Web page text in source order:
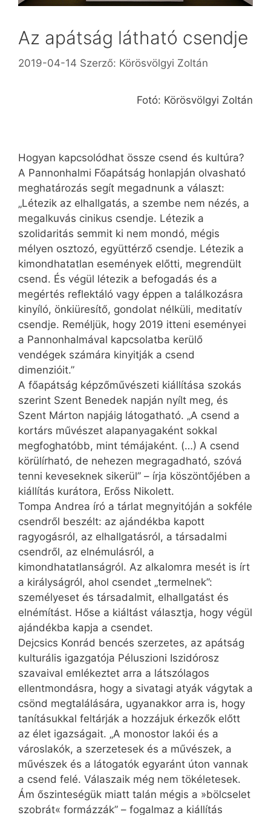
Az apátság látható csendje
2019-04-14 Szerző: Körösvölgyi Zoltán
Fotó: Körösvölgyi Zoltán
Hogyan kapcsolódhat össze csend és kultúra?
A Pannonhalmi Főapátság honlapján olvasható
meghatározás segít megadnunk a választ:
„Létezik az elhallgatás, a szembe nem nézés, a
megalkuvás cinikus csendje. Létezik a
szolidaritás semmit ki nem mondó, mégis
mélyen osztozó, együttérző csendje. Létezik a
kimondhatatlan események előtti, megrendült
csend. És végül létezik a befogadás és a
megértés reflektáló vagy éppen a találkozásra
kinyíló, önkiüresítő, gondolat nélküli, meditatív
csendje. Reméljük, hogy 2019 itteni eseményei
a Pannonhalmával kapcsolatba kerülő
vendégek számára kinyitják a csend
dimenzióit.”
A főapátság képzőművészeti kiállítása szokás
szerint Szent Benedek napján nyílt meg, és
Szent Márton napjáig látogatható. „A csend a
kortárs művészet alapanyagaként sokkal
megfoghatóbb, mint témájaként. (…) A csend
körülírható, de nehezen megragadható, szóvá
tenni keveseknek sikerül” – írja köszöntőjében a
kiállítás kurátora, Erőss Nikolett.
Tompa Andrea író a tárlat megnyitóján a sokféle
csendről beszélt: az ajándékba kapott
ragyogásról, az elhallgatásról, a társadalmi
csendről, az elnémulásról, a
kimondhatatlanságról. Az alkalomra mesét is írt
a királyságról, ahol csendet „termelnek”:
személyeset és társadalmit, elhallgatást és
elnémítást. Hőse a kiáltást választja, hogy végül
ajándékba kapja a csendet.
Dejcsics Konrád bencés szerzetes, az apátság
kulturális igazgatója Péluszioni Iszidórosz
szavaival emlékeztet arra a látszólagos
ellentmondásra, hogy a sivatagi atyák vágytak a
csönd megtalálására, ugyanakkor arra is, hogy
tanításukkal feltárják a hozzájuk érkezők előtt
az élet igazságait. „A monostor lakói és a
városlakók, a szerzetesek és a művészek, a
művészek és a látogatók egyaránt úton vannak
a csend felé. Válaszaik még nem tökéletesek.
Ám őszinteségük miatt talán mégis a »bölcselet
szobrát« formázzák” – fogalmaz a kiállítás